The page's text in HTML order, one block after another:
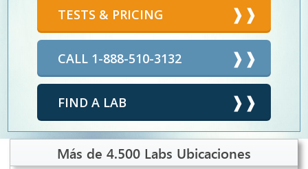
TESTS & PRICING
CALL 1-888-510-3132
FIND A LAB
Más de 4.500 Labs Ubicaciones